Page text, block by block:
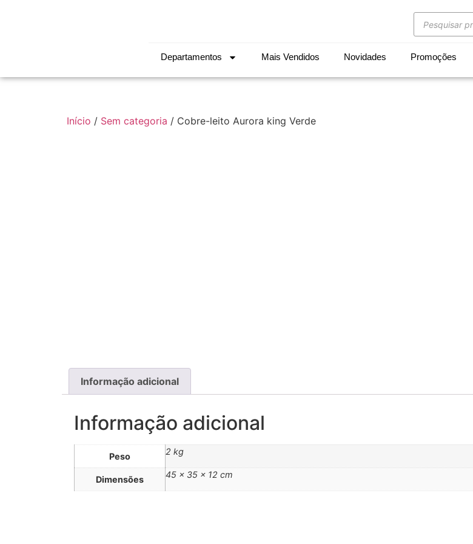
Departamentos Mais Vendidos Novidades Promoções
Início / Sem categoria / Cobre-leito Aurora king Verde
Informação adicional
Informação adicional
Peso 2 kg
Dimensões 45 × 35 × 12 cm